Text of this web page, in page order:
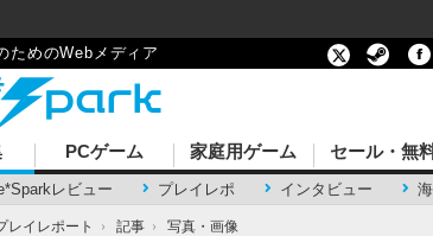
ためのWebメディア
レビュー プレイレポ インタビュー
PCゲーム 家庭用ゲーム セール・無
レイレポート › 記事 › 写真・画像